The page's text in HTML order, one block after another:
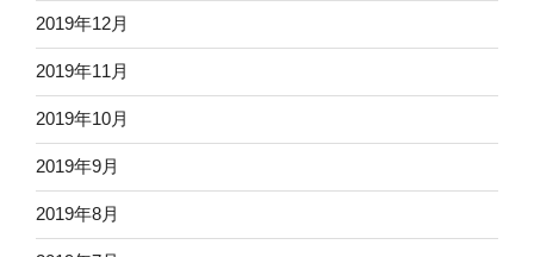
2019年12月
2019年11月
2019年10月
2019年9月
2019年8月